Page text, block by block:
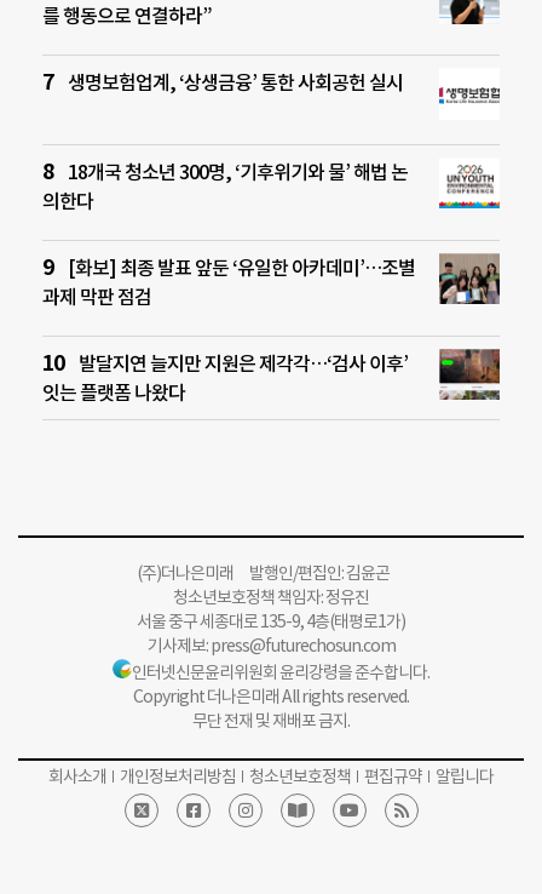
를 행동으로 연결하라”
생명보험업계, ‘상생금융’ 통한 사회공헌 실시
18개국 청소년 300명, ‘기후위기와 물’ 해법 논
의한다
[화보] 최종 발표 앞둔 ‘유일한 아카데미’…조별
과제 막판 점검
발달지연 늘지만 지원은 제각각…‘검사 이후’
잇는 플랫폼 나왔다
(주)더나은미래 발행인/편집인: 김윤곤
청소년보호정책 책임자: 정유진
서울 중구 세종대로 135-9, 4층(태평로1가)
기사제보:press@futurechosun.com
인터넷신문윤리위원회 윤리강령을 준수합니다.
Copyright 더나은미래 All rights reserved.
무단 전재 및 재배포 금지.
회사소개 개인정보처리방침 청소년보호정책 편집규약 알립니다